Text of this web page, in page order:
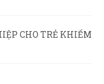
CHO TRẺ KHIẾM